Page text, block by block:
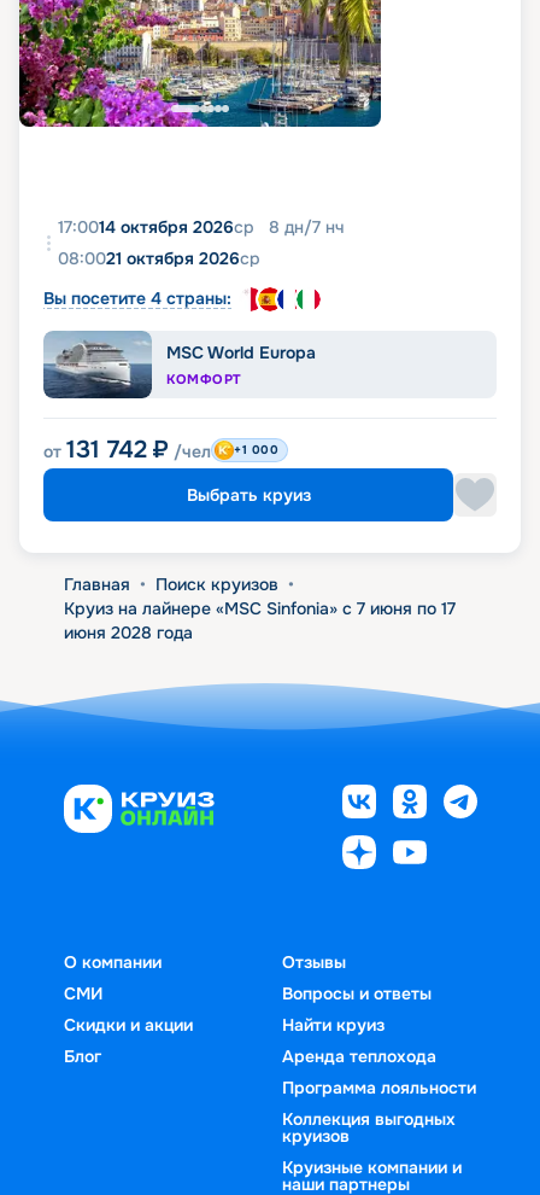
17:0014 октября 2026ср 8 дн/7 нч
08:0021 октября 2026ср
Вы посетите 4 страны:
MSC World Europa
КОМФОРТ
от 131 742 ₽ /чел +1 000
Выбрать круиз
Главная • Поиск круизов •
Круиз на лайнере «MSC Sinfonia» с 7 июня по 17
июня 2028 года
О компании
СМИ
Скидки и акции
Блог
Отзывы
Вопросы и ответы
Найти круиз
Аренда теплохода
Программа лояльности
Коллекция выгодных
круизов
Круизные компании и
наши партнеры